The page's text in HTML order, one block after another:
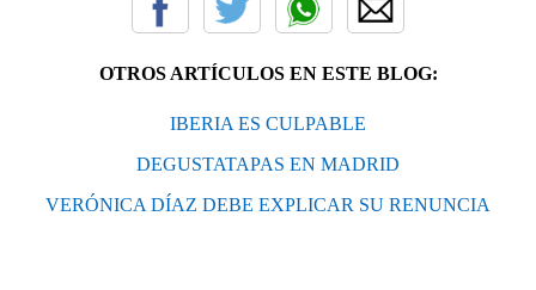
OTROS ARTÍCULOS EN ESTE BLOG:
IBERIA ES CULPABLE
DEGUSTATAPAS EN MADRID
VERÓNICA DÍAZ DEBE EXPLICAR SU RENUNCIA